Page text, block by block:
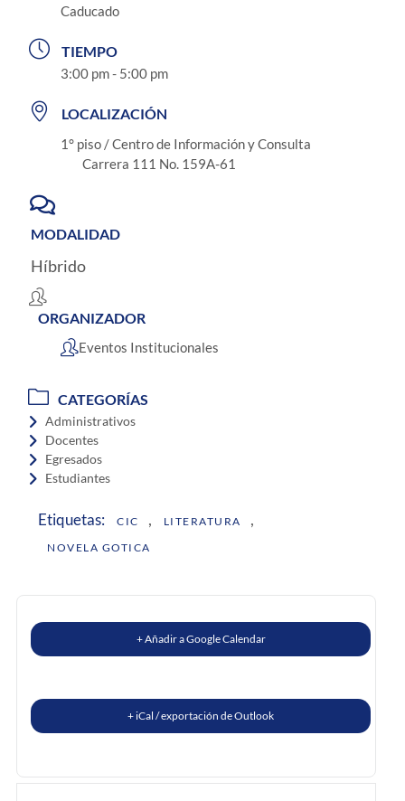
Caducado
TIEMPO
3:00 pm - 5:00 pm
LOCALIZACIÓN
1° piso / Centro de Información y Consulta
Carrera 111 No. 159A-61
MODALIDAD
Híbrido
ORGANIZADOR
Eventos Institucionales
CATEGORÍAS
Administrativos
Docentes
Egresados
Estudiantes
Etiquetas: CIC , LITERATURA ,
NOVELA GOTICA
+ Añadir a Google Calendar
+ iCal / exportación de Outlook